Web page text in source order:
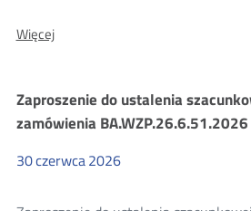
WięcejWięcej
decyzji
Prezydenta
Miasta
znak:
Zaproszenie do ustalenia
zamówienia BA.WZP.26.6.51.2026
30czerwca2026